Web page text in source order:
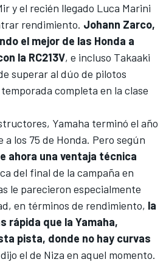
y el recién llegado Luca Marini
rendimiento. Johann Zarco,
el mejor de las Honda a
la RC213V, e incluso Takaaki
superar al dúo de pilotos
completa en la clase
Yamaha terminó el año
los 75 de Honda. Pero según
ahora una ventaja técnica
del final de la campaña en
le parecieron especialmente
en términos de rendimiento, la
rápida que la Yamaha,
pista, donde no hay curvas
el de Niza en aquel momento.